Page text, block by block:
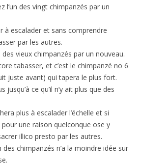
l’un des vingt chimpanzés par un
à escalader et sans comprendre
par les autres.
vieux chimpanzés par un nouveau.
tabasser, et c’est le chimpanzé no 6
juste avant) qui tapera le plus fort.
jusqu’à ce qu’il n’y ait plus que des
plus à escalader l’échelle et si
une raison quelconque ose y
illico presto par les autres.
des chimpanzés n’a la moindre idée sur